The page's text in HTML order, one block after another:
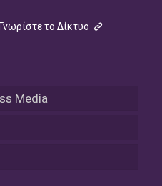
το Δίκτυο
Media